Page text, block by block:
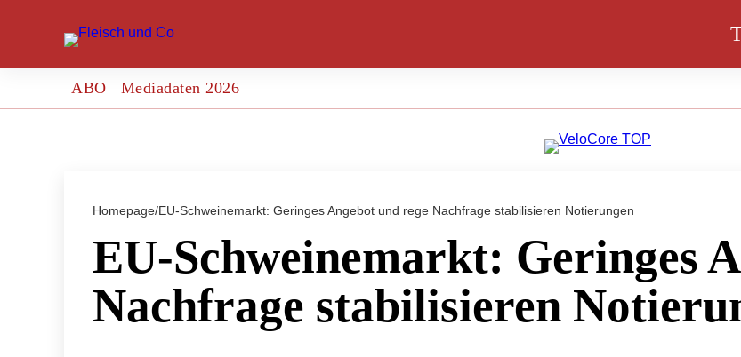
ABO Mediadaten 2026
Homepage/EU-Schweinemarkt: Geringes Angebot und rege Nachfrage stabilisieren Notierungen
EU-Schweinemarkt: Geringes
Nachfrage stabilisieren
27. Februar 2014
EU-Schweinemarkt: Geringes Angebot und rege Nachfrage
25. Februar 2014
EU-